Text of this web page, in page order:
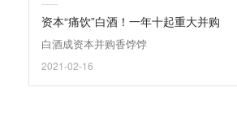
资本“痛饮”白酒！一年十起重大并购
白酒成资本并购香饽饽
2021-02-16